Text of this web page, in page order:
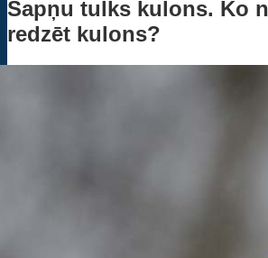
Sapņu tulks kulons. Ko
redzēt kulons?